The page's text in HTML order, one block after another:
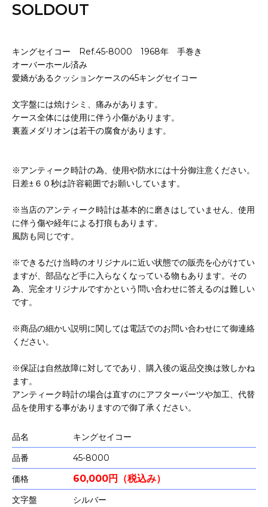
SOLDOUT
キングセイコー Ref.45-8000 1968年 手巻き
オーバーホール済み
愛嬌があるクッションケースの45キングセイコー
文字盤には焼けシミ、痛みがあります。
ケース全体には使用に伴う小傷があります。
裏蓋メダリオンは若干の腐食があります。
※アンティーク時計の為、使用や防水には十分御注意ください。
日差±６０秒は許容範囲でお願いしています。
※当店のアンティーク時計は基本的に磨きはしていません、使用
に伴う傷や経年による打痕もあります。
風防も同じです。
※できるだけ当時のオリジナルに近い状態での販売を心がけてい
ますが、部品など手に入らなくなっている物もあります。その
為、完全オリジナルですかという問い合わせに答えるのは難しい
です。
※商品の細かい説明に関しては電話でのお問い合わせにて御連絡
ください。
※保証は自然故障に対してであり、購入後の返品交換は致しかね
ます。
アンティーク時計の場合は直すのにアフターパーツや加工、代替
品を使用する事がありますので御了承ください。
品名
キングセイコー
品番
45-8000
価格
60,000円（税込み）
文字盤
シルバー